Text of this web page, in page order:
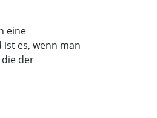
eine
es, wenn man
der